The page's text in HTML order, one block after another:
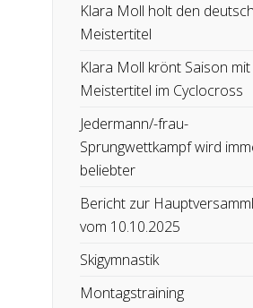
Klara Moll holt den
Meistertitel
Klara Moll krönt Saison mit
Meistertitel im Cyclocross
Jedermann/-frau-
Sprungwettkampf wird
beliebter
Bericht zur
vom 10.10.2025
Skigymnastik
Montagstraining